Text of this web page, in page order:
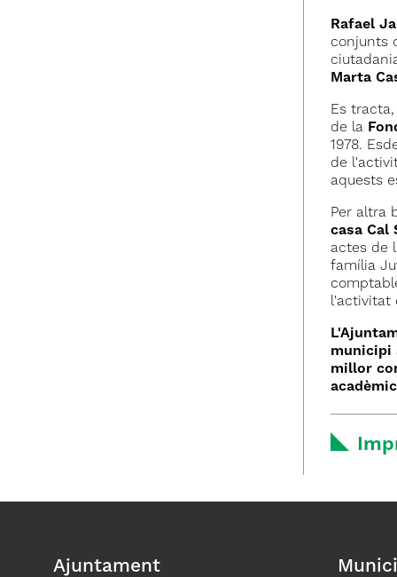
Rafael
conjunts
Marta
Es
de la
1978.
de
aquests
Per altra
casa Cal
actes de
família
l'activitat
municipi
millor
Ajuntament